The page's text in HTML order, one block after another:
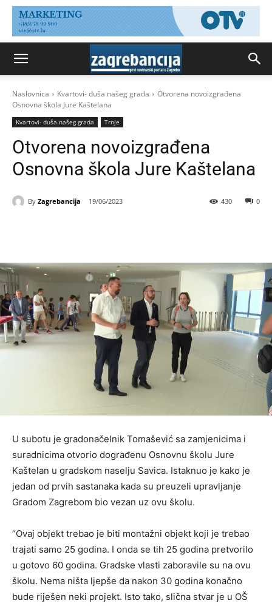
Naslovnica Kvartovi- duša našeg grada
Otvorena novoizgrađena
Osnovna škola Jure Kaštelana
Kvartovi- duša našeg grada Trnje
Otvorena novoizgrađena
Osnovna škola Jure Kaštelana
By Zagrebancija 19/06/2023 0
430
U subotu je gradonačelnik Tomašević sa zamjenicima i
suradnicima otvorio dograđenu Osnovnu školu Jure
Kaštelan u gradskom naselju Savica. Istaknuo je kako je
jedan od prvih sastanaka kada su preuzeli upravljanje
Gradom Zagrebom bio vezan uz ovu školu.
“Ovaj objekt trebao je biti montažni objekt koji je trebao
trajati samo 25 godina. I onda se tih 25 godina pretvorilo
u gotovo 60 godina. Gradske vlasti zaboravile su na ovu
školu. Nema ništa ljepše da nakon 30 godina konačno
bude riješen neki projekt. Isto tako, slična stvar je u OŠ